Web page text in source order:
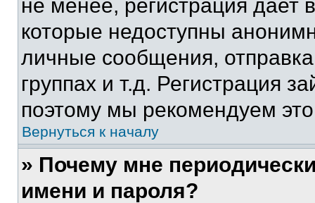
не менее, регистрация
которые недоступны
личные сообщения,
группах и т.д. Регистрация
поэтому мы рекомендуем
Вернуться к началу
» Почему мне
имени и пароля?